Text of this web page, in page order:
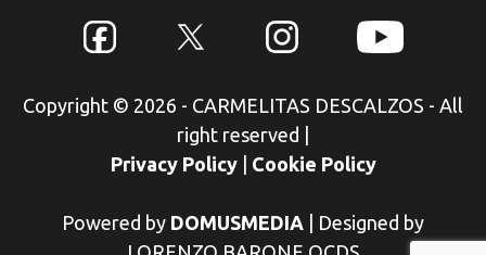
Copyright © 2026 - CARMELITAS DESCALZOS - All
right reserved
Privacy Policy
Cookie Policy
Powered by DOMUSMEDIA
Designed by